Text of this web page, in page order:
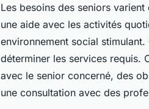
Les besoins des seniors
une aide avec les activités
environnement social
déterminer les services requis.
avec le senior concerné, des
une consultation avec des